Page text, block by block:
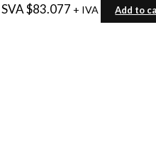
SVA$83.077 + IVA Add to